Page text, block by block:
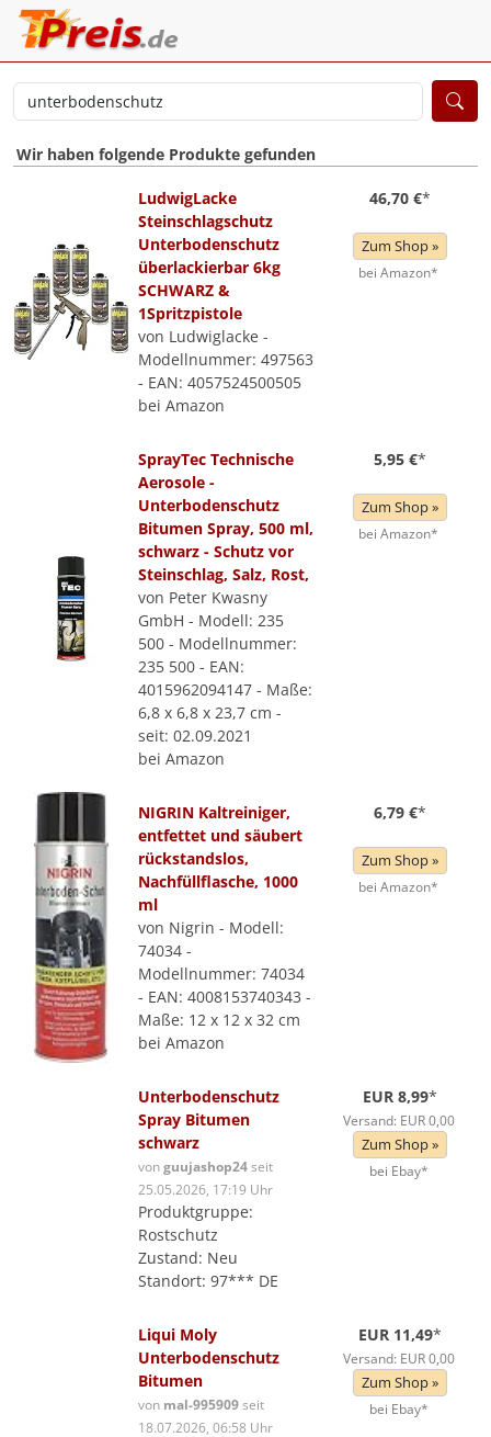
Wir haben folgende Produkte gefunden
LudwigLacke
Steinschlagschutz
Unterbodenschutz
überlackierbar 6kg
SCHWARZ &
1Spritzpistole
von Ludwiglacke -
Modellnummer: 497563
- EAN: 4057524500505
bei Amazon
46,70 €*
Zum Shop »
bei Amazon*
SprayTec Technische
Aerosole -
Unterbodenschutz
Bitumen Spray, 500 ml,
schwarz - Schutz vor
Steinschlag, Salz, Rost,
von Peter Kwasny
GmbH - Modell: 235
500 - Modellnummer:
235 500 - EAN:
4015962094147 - Maße:
6,8 x 6,8 x 23,7 cm -
seit: 02.09.2021
bei Amazon
5,95 €*
Zum Shop »
bei Amazon*
NIGRIN Kaltreiniger,
entfettet und säubert
rückstandslos,
Nachfüllflasche, 1000
ml
von Nigrin - Modell:
74034 -
Modellnummer: 74034
- EAN: 4008153740343 -
Maße: 12 x 12 x 32 cm
bei Amazon
6,79 €*
Zum Shop »
bei Amazon*
Unterbodenschutz
Spray Bitumen
schwarz
vonguujashop24seit
25.05.2026, 17:19 Uhr
Produktgruppe:
Rostschutz
Zustand: Neu
Standort: 97*** DE
EUR 8,99*
Versand: EUR 0,00
Zum Shop »
bei Ebay*
Liqui Moly
Unterbodenschutz
Bitumen
von mal-995909seit
18.07.2026, 06:58 Uhr
EUR 11,49*
Versand: EUR 0,00
Zum Shop »
bei Ebay*